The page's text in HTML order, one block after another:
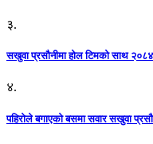
३.
सखुवा प्रसौनीमा होल टिमको साथ २०८४
४.
पहिराेले बगाएकाे बसमा सवार सखुवा